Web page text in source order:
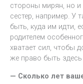
стороны мирян, но
сестер, например. У
быть, куда им идти,
родителем
хватает сил, чтобы
же право быть здесь
— Сколько лет